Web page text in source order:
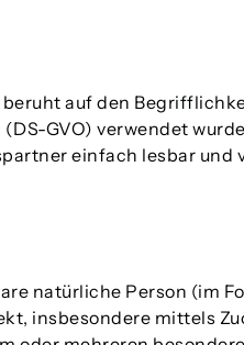
auf den
GVO) verwendet
einfach lesbar und
natürliche Person (im
insbesondere mittels